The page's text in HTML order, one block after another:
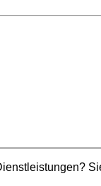
sind Teilnehmer